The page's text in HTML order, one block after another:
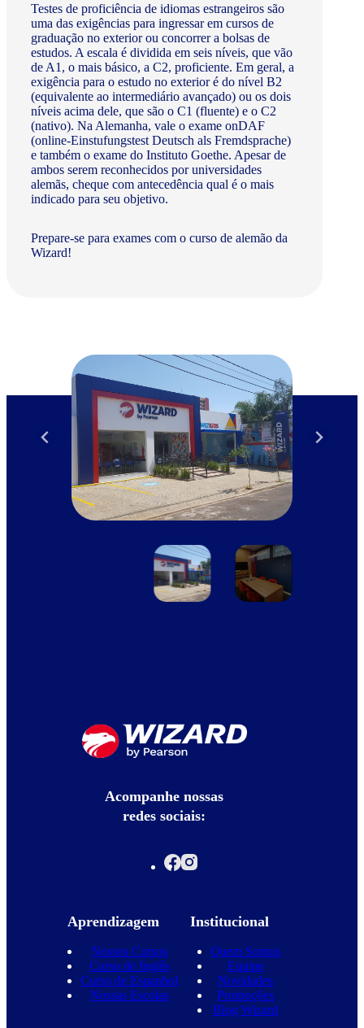
Testes de proficiência de idiomas estrangeiros são
uma das exigências para ingressar em cursos de
graduação no exterior ou concorrer a bolsas de
estudos. A escala é dividida em seis níveis, que vão
de A1, o mais básico, a C2, proficiente. Em geral, a
exigência para o estudo no exterior é do nível B2
(equivalente ao intermediário avançado) ou os dois
níveis acima dele, que são o C1 (fluente) e o C2
(nativo). Na Alemanha, vale o exame onDAF
(online-Einstufungstest Deutsch als Fremdsprache)
e também o exame do Instituto Goethe. Apesar de
ambos serem reconhecidos por universidades
alemãs, cheque com antecedência qual é o mais
indicado para seu objetivo.
Prepare-se para exames com o curso de alemão da
Wizard!
Acompanhe nossas
redes sociais:
Aprendizagem
Nossos Cursos
Curso de Inglês
Curso de Espanhol
Nossas Escolas
Institucional
Quem Somos
Equipe
Novidades
Promoções
Blog Wizard